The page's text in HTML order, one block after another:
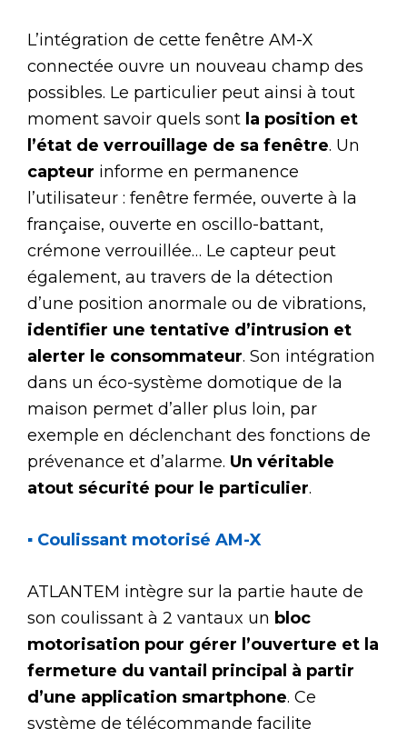
L’intégration de cette fenêtre AM-X
connectée ouvre un nouveau champ des
possibles. Le particulier peut ainsi à tout
moment savoir quels sont la position et
l’état de verrouillage de sa fenêtre. Un
capteur informe en permanence
l’utilisateur : fenêtre fermée, ouverte à la
française, ouverte en oscillo-battant,
crémone verrouillée… Le capteur peut
également, au travers de la détection
d’une position anormale ou de vibrations,
identifier une tentative d’intrusion et
alerter le consommateur. Son intégration
dans un éco-système domotique de la
maison permet d’aller plus loin, par
exemple en déclenchant des fonctions de
prévenance et d’alarme. Un véritable
atout sécurité pour le particulier.
▪ Coulissant motorisé AM-X
ATLANTEM intègre sur la partie haute de
son coulissant à 2 vantaux un bloc
motorisation pour gérer l’ouverture et la
fermeture du vantail principal à partir
d’une application smartphone. Ce
système de télécommande facilite